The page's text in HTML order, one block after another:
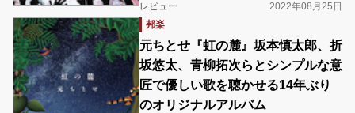
レビュー
2022年08月25日
邦楽
元ちとせ『虹の麓』坂本慎太郎、折
坂悠太、青柳拓次らとシンプルな意
匠で優しい歌を聴かせる14年ぶり
のオリジナルアルバム